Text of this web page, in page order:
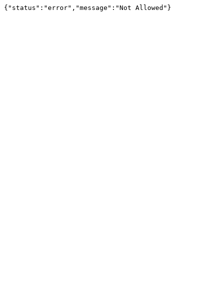
{"status":"error","message":"Not Allowed"}